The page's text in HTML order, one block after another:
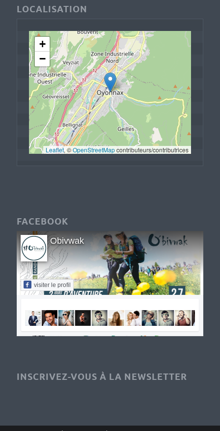
LOCALISATION
+
−
Leaflet, © OpenStreetMap contributeurs/contributrices
FACEBOOK
Obivwak
visiter le profil
INSCRIVEZ-VOUS À LA NEWSLETTER